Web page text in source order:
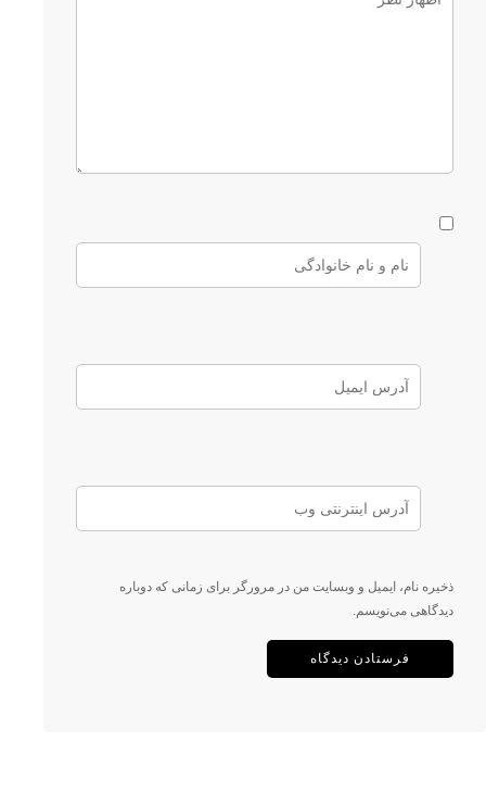
ذخیره نام، ایمیل و وبسایت من در مرورگر برای زمانی که دوباره
دیدگاهی می‌نویسم.